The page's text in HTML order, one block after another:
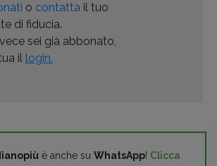
o contattail tuo
di fiducia.
sei già abbonato,
il login.
è anche su WhatsApp! Clicca